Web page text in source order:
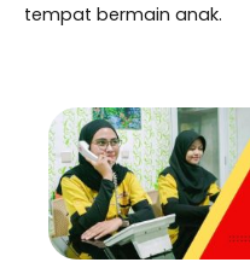
tempat bermain anak.